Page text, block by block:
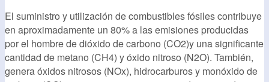
El suministro y utilización de combustibles fósiles contribuye
en aproximadamente un 80% a las emisiones producidas
por el hombre de dióxido de carbono (CO2)y una significante
cantidad de metano (CH4) y óxido nitroso (N2O). También,
genera óxidos nitrosos (NOx), hidrocarburos y monóxido de